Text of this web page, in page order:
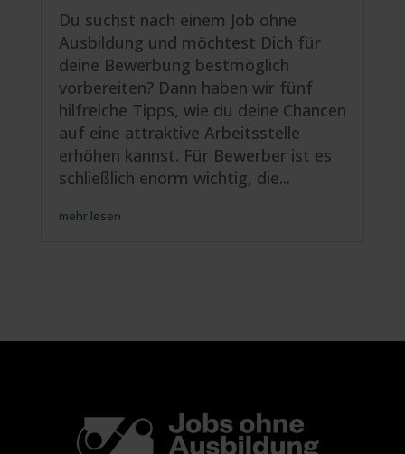
Du suchst nach einem Job ohne
Ausbildung und möchtest Dich für
deine Bewerbung bestmöglich
vorbereiten? Dann haben wir fünf
hilfreiche Tipps, wie du deine Chancen
auf eine attraktive Arbeitsstelle
erhöhen kannst. Für Bewerber ist es
schließlich enorm wichtig, die...
mehr lesen